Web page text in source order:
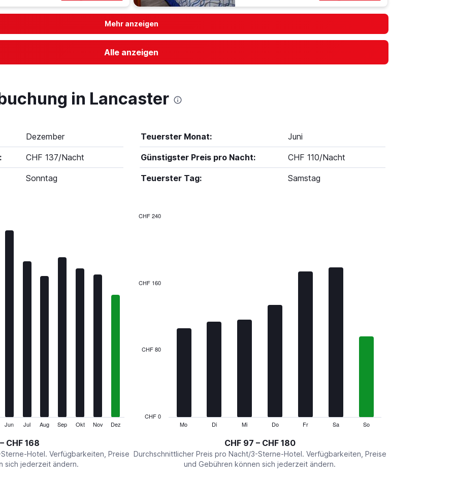
Mehr anzeigen
Alle anzeigen
in Lancaster
Dezember Teuerster Monat: Juni
CHF 137/Nacht Günstigster Preis pro Nacht: CHF 110/Nacht
Sonntag Teuerster Tag: Samstag
Jun Jul Aug Sep Okt Nov Dez
CHF 168
Hotel. Verfügbarkeiten, Preise
sich jederzeit ändern.
The
categories.
values.
Mo Di Mi Do Fr Sa So
CHF 0
CHF 80
CHF 160
CHF 240
CHF 97 – CHF 180
Durchschnittlicher Preis pro Nacht/3-Sterne-Hotel. Verfügbarkeiten, Preise
und Gebühren können sich jederzeit ändern.